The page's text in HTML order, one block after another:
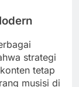
strategi
tetap
musisi di